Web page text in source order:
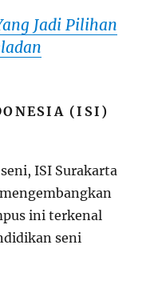
Jadi Pilihan
(ISI)
ISI Surakarta
ini terkenal
seni